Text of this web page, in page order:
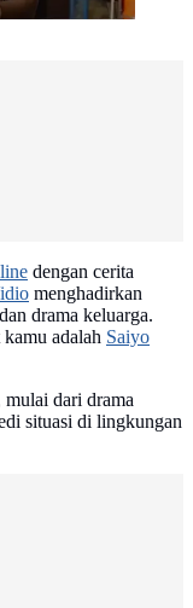
dengan cerita
menghadirkan
dan drama keluarga.
adalah Saiyo
mulai dari drama
situasi di lingkungan